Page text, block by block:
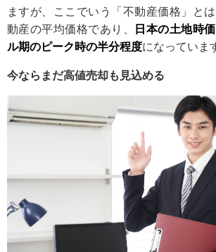
ますが、ここでいう「不動産価格」と
動産の平均価格であり、
日本の土地時
ル期のピーク時の半分程度になっていま
今ならまだ高値売却も見込める